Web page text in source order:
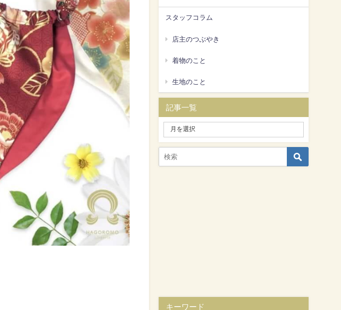
スタッフコラム
店主のつぶやき
着物のこと
生地のこと
記事一覧
キーワード